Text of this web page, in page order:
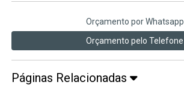
Orçamento por Whatsapp
Orçamento pelo Telefone
Páginas Relacionadas